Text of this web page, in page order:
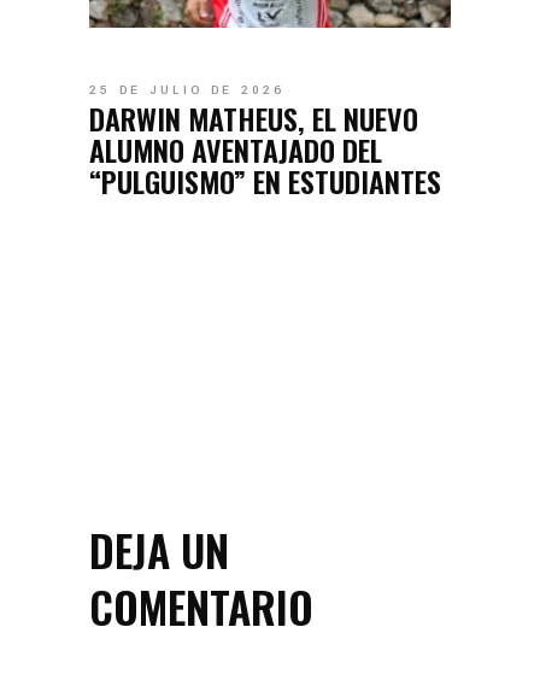
25 DE JULIO DE 2026
DARWIN MATHEUS, EL NUEVO
ALUMNO AVENTAJADO DEL
“PULGUISMO” EN ESTUDIANTES
DEJA UN
COMENTARIO